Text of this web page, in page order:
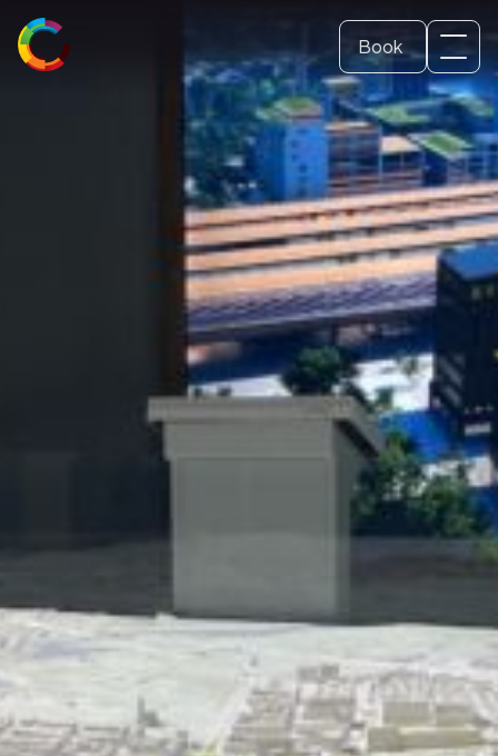
Svenska
(Swedish)
English
Book
Dome ticket
School and Education
Conference and event